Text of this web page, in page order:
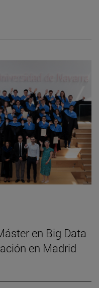
en Big Data
en Madrid